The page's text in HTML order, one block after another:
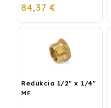
84,37 €
Redukcia 1/2" x 1/4"
MF